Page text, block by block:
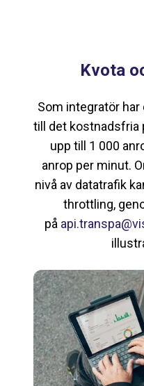
Kvota
Som integratör
till det kostnadsfria
upp till 1 000
anrop per minut.
nivå av datatrafik
throttling,
på